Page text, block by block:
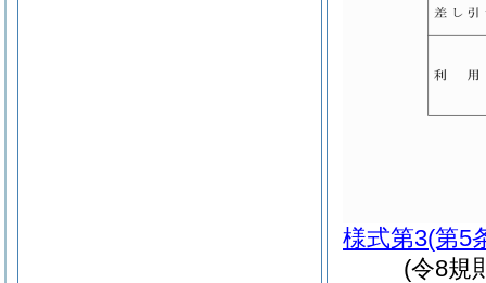
様式第3(第5
(令8規